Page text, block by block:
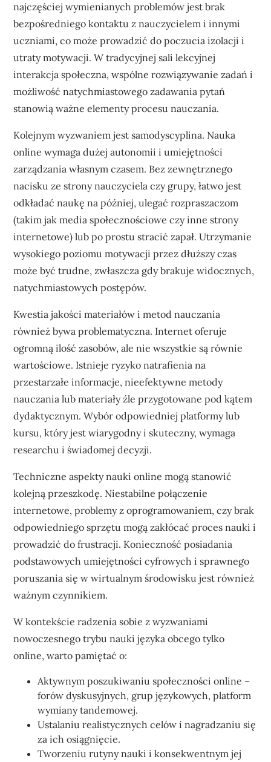
najczęściej wymienianych problemów jest brak
bezpośredniego kontaktu z nauczycielem i innymi
uczniami, co może prowadzić do poczucia izolacji i
utraty motywacji. W tradycyjnej sali lekcyjnej
interakcja społeczna, wspólne rozwiązywanie zadań i
możliwość natychmiastowego zadawania pytań
stanowią ważne elementy procesu nauczania.
Kolejnym wyzwaniem jest samodyscyplina. Nauka
online wymaga dużej autonomii i umiejętności
zarządzania własnym czasem. Bez zewnętrznego
nacisku ze strony nauczyciela czy grupy, łatwo jest
odkładać naukę na później, ulegać rozpraszaczom
(takim jak media społecznościowe czy inne strony
internetowe) lub po prostu stracić zapał. Utrzymanie
wysokiego poziomu motywacji przez dłuższy czas
może być trudne, zwłaszcza gdy brakuje widocznych,
natychmiastowych postępów.
Kwestia jakości materiałów i metod nauczania
również bywa problematyczna. Internet oferuje
ogromną ilość zasobów, ale nie wszystkie są równie
wartościowe. Istnieje ryzyko natrafienia na
przestarzałe informacje, nieefektywne metody
nauczania lub materiały źle przygotowane pod kątem
dydaktycznym. Wybór odpowiedniej platformy lub
kursu, który jest wiarygodny i skuteczny, wymaga
researchu i świadomej decyzji.
Techniczne aspekty nauki online mogą stanowić
kolejną przeszkodę. Niestabilne połączenie
internetowe, problemy z oprogramowaniem, czy brak
odpowiedniego sprzętu mogą zakłócać proces nauki i
prowadzić do frustracji. Konieczność posiadania
podstawowych umiejętności cyfrowych i sprawnego
poruszania się w wirtualnym środowisku jest również
ważnym czynnikiem.
W kontekście radzenia sobie z wyzwaniami
nowoczesnego trybu nauki języka obcego tylko
online, warto pamiętać o:
Aktywnym poszukiwaniu społeczności online –
forów dyskusyjnych, grup językowych, platform
wymiany tandemowej.
Ustalaniu realistycznych celów i nagradzaniu się
za ich osiągnięcie.
Tworzeniu rutyny nauki i konsekwentnym jej